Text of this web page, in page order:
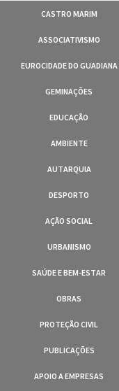
CASTRO MARIM
ASSOCIATIVISMO
EUROCIDADE DO GUADIANA
GEMINAÇÕES
EDUCAÇÃO
AMBIENTE
AUTARQUIA
DESPORTO
AÇÃO SOCIAL
URBANISMO
SAÚDE E BEM-ESTAR
OBRAS
PROTEÇÃO CIVIL
PUBLICAÇÕES
APOIO A EMPRESAS